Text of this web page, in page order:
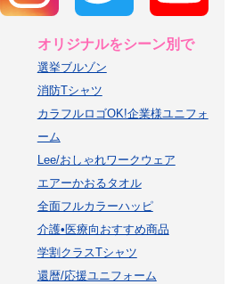
オリジナルをシーン別で
選挙ブルゾン
消防Tシャツ
カラフルロゴOK!企業様ユニフォ
ーム
Lee/おしゃれワークウェア
エアーかおるタオル
全面フルカラーハッピ
介護•医療向おすすめ商品
学割クラスTシャツ
還暦/応援ユニフォーム